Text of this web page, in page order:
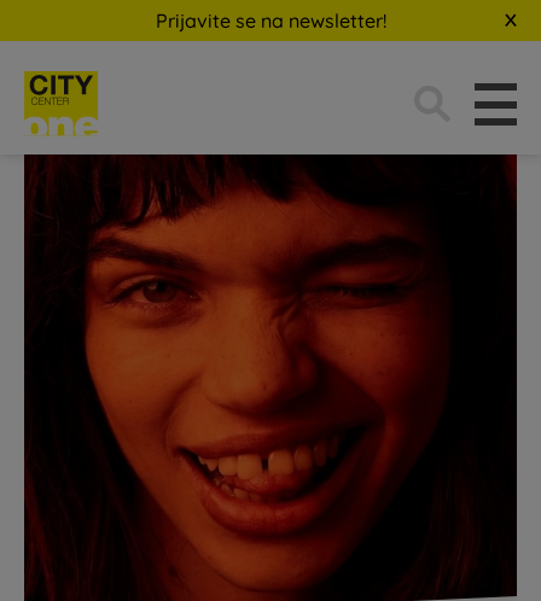
Prijavite se na newsletter!